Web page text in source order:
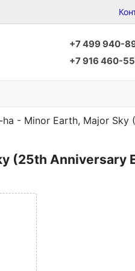
+7 499 940-
+7 916 460-
ha - Minor Earth, Major Sky
(25th Anniversary